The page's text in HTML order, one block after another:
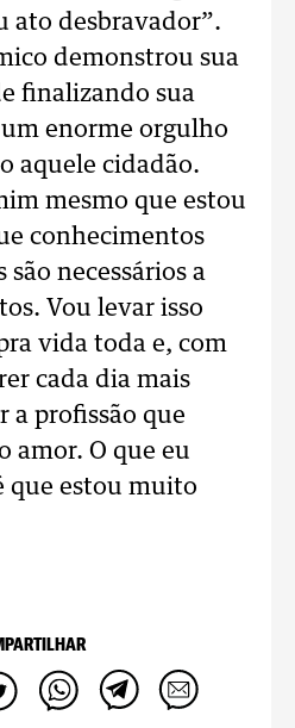
ato desbravador”.
demonstrou sua
finalizando sua
enorme orgulho
aquele cidadão.
mesmo que estou
conhecimentos
necessários a
Vou levar isso
vida toda e, com
cada dia mais
a profissão que
amor. O que eu
que estou muito